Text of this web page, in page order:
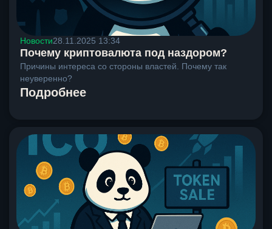
Новости28.11.2025 13:34
Почему криптовалюта под наздором?
Причины интереса со стороны властей. Почему так
неуверенно?
Подробнее